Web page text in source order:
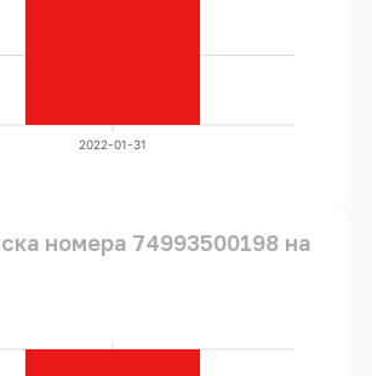
2022-01-31
номера 74993500198 на